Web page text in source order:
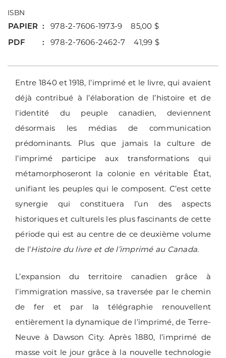
ISBN
PAPIER
978-2-7606-1973-9 85,00 $
PDF
978-2-7606-2462-7 41,99 $
Entre 1840 et 1918, l’imprimé et le livre, qui avaient
déjà contribué à l’élaboration de l’histoire et de
l’identité du peuple canadien, deviennent
désormais les médias de communication
prédominants. Plus que jamais la culture de
l’imprimé participe aux transformations qui
métamorphoseront la colonie en véritable État,
unifiant les peuples qui le composent. C’est cette
synergie qui constituera l’un des aspects
historiques et culturels les plus fascinants de cette
période qui est au centre de ce deuxième volume
de l’Histoire du livre et de l’imprimé au Canada.
L’expansion du territoire canadien grâce à
l’immigration massive, sa traversée par le chemin
de fer et par la télégraphie renouvellent
entièrement la dynamique de l’imprimé, de Terre-
Neuve à Dawson City. Après 1880, l’imprimé de
masse voit le jour grâce à la nouvelle technologie